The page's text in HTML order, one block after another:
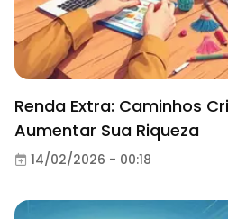
Renda Extra: Caminhos
Aumentar Sua Riqueza
14/02/2026 - 00:18